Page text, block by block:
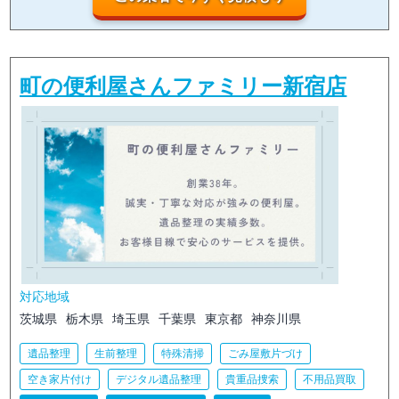
町の便利屋さんファミリー新宿店
対応地域
茨城県
栃木県 埼玉県 千葉県 東京都 神奈川県
遺品整理 生前整理 特殊清掃 ごみ屋敷片づけ
空き家片付け デジタル遺品整理 貴重品捜索
不用品買取